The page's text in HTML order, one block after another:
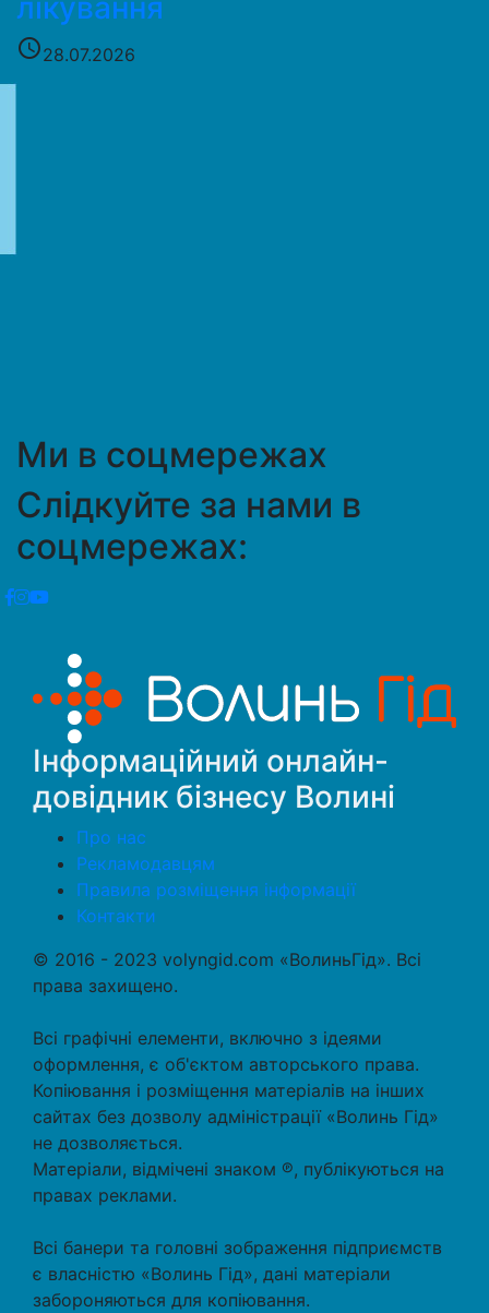
лікування
access_time28.07.2026
Ми в соцмережах
Слідкуйте за нами в
соцмережах:
Інформаційний онлайн-
довідник бізнесу Волині
Про нас
Рекламодавцям
Правила розміщення інформації
Контакти
© 2016 - 2023 volyngid.com «ВолиньГід». Всі
права захищено.
Всі графічні елементи, включно з ідеями
оформлення, є об'єктом авторського права.
Копіювання і розміщення матеріалів на інших
сайтах без дозволу адміністрації «Волинь Гід»
не дозволяється.
Матеріали, відмічені знаком ℗, публікуються на
правах реклами.
Всі банери та головні зображення підприємств
є власністю «Волинь Гід», дані матеріали
забороняються для копіювання.